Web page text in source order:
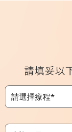
請選擇療程*